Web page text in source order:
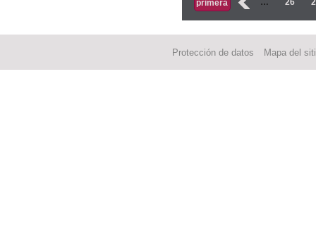
primera ‹ … 26
Protección de datos Mapa del